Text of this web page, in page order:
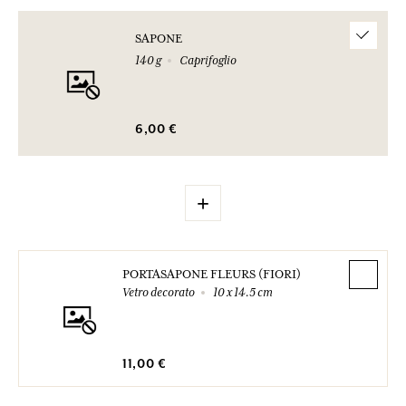
SAPONE
140 g
Caprifoglio
6,00 €
+
PORTASAPONE FLEURS (FIORI)
Vetro decorato
10 x 14.5 cm
11,00 €